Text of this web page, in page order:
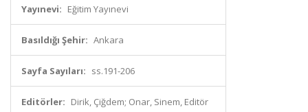
Yayınevi: Eğitim Yayınevi
Basıldığı Şehir: Ankara
Sayfa Sayıları: ss.191-206
Editörler: Dirik, Çiğdem; Onar, Sinem, Editör